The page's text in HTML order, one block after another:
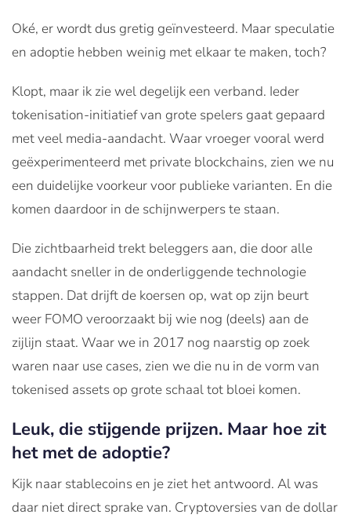
Oké, er wordt dus gretig geïnvesteerd. Maar speculatie
en adoptie hebben weinig met elkaar te maken, toch?
Klopt, maar ik zie wel degelijk een verband. Ieder
tokenisation-initiatief van grote spelers gaat gepaard
met veel media-aandacht. Waar vroeger vooral werd
geëxperimenteerd met private blockchains, zien we nu
een duidelijke voorkeur voor publieke varianten. En die
komen daardoor in de schijnwerpers te staan.
Die zichtbaarheid trekt beleggers aan, die door alle
aandacht sneller in de onderliggende technologie
stappen. Dat drijft de koersen op, wat op zijn beurt
weer FOMO veroorzaakt bij wie nog (deels) aan de
zijlijn staat. Waar we in 2017 nog naarstig op zoek
waren naar use cases, zien we die nu in de vorm van
tokenised assets op grote schaal tot bloei komen.
Leuk, die stijgende prijzen. Maar hoe zit
het met de adoptie?
Kijk naar stablecoins en je ziet het antwoord. Al was
daar niet direct sprake van. Cryptoversies van de dollar